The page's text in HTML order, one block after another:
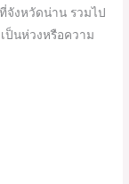
จังหวัดน่าน รวมไป
ป็นห่วงหรือความ